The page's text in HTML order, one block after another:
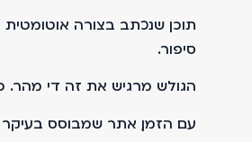
תוכן שנכתב בצורה
סיפור.
הגולש מרגיש את זה די מהר.
עם הזמן, אתר שמבוסס בעיקר